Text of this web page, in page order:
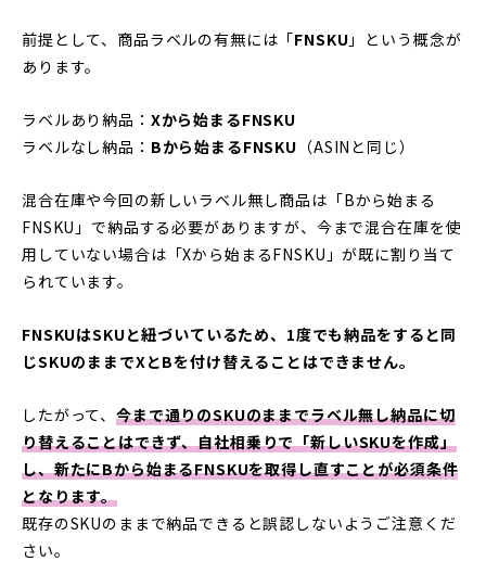
前提として、商品ラベルの有無には「FNSKU 」という概念が
あります。
ラベルあり納品： Xから始まるFNSKU
ラベルなし納品： Bから始まるFNSKU （ASINと同じ）
混合在庫や今回の新しいラベル無し商品は「Bから始まる
FNSKU」で納品する必要がありますが、今まで混合在庫を使
用していない場合は「Xから始まるFNSKU」が既に割り当て
られています。
FNSKUはSKUと紐づいているため、1度でも納品をすると同
じSKUのままでXとBを付け替えることはできません。
したがって、今まで通りのSKUのままでラベル無し納品に切
り替えることはできず、自社相乗りで「新しいSKUを作成」
し、新たにBから始まるFNSKUを取得し直すことが必須条件
となります。
既存のSKUのままで納品できると誤認しないようご注意くだ
さい。